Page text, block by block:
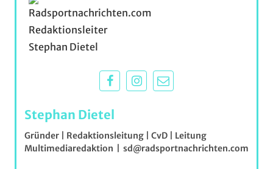
Stephan Dietel
Gründer | Redaktionsleitung | CvD | Leitung
Multimediaredaktion
sd@radsportnachrichten.com